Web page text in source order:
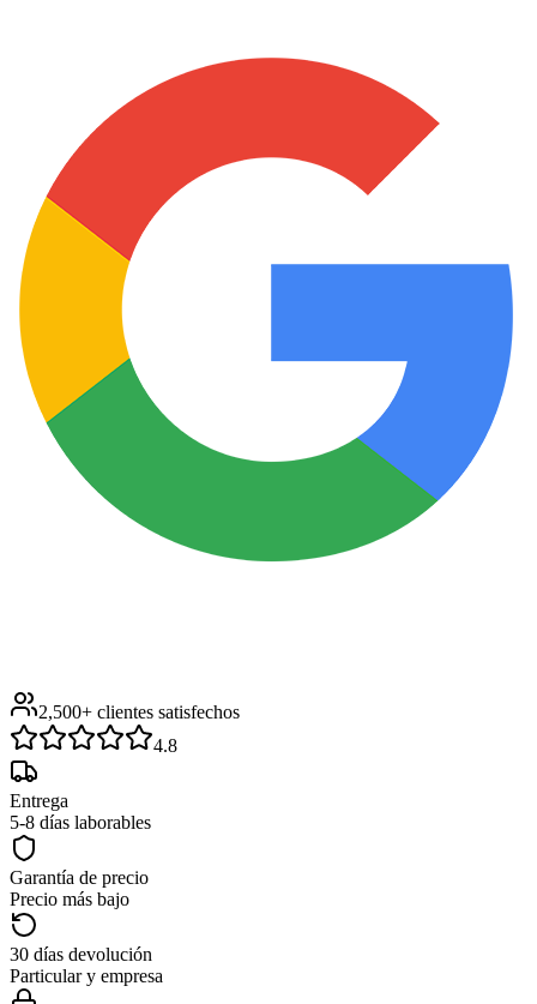
2,500+ clientes satisfechos
4.8
Entrega
5-8 días laborables
Garantía de precio
Precio más bajo
30 días devolución
Particular y empresa